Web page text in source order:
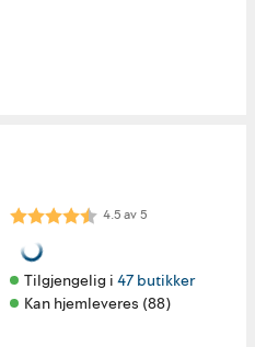
Karakter: 4.5 av 5 mulige
4.5av5
Tilgjengelig i 47 butikker
Kan hjemleveres (88)